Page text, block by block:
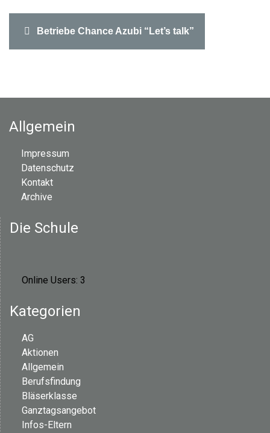
Betriebe Chance Azubi “Let’s talk”
Allgemein
Impressum
Datenschutz
Kontakt
Archive
Die Schule
Online Users: 3
Kategorien
AG
Aktionen
Allgemein
Berufsfindung
Bläserklasse
Ganztagsangebot
Infos-Eltern